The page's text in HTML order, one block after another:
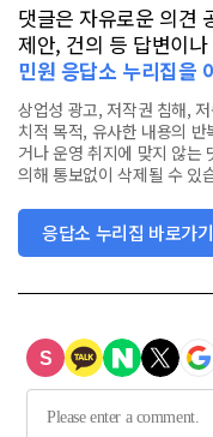
댓글은 자유로운 의견
제안, 건의 등 답변이
민원 응답소 누리집을
상업성 광고, 저작권 침해,
치적 목적, 유사한 내용의
거나 운영 취지에 맞지 않는
의해 통보없이 삭제될 수 있
응답소 누리집 바로가기